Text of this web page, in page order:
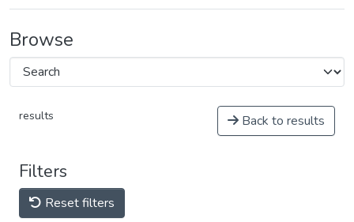
Browse
results Back to results
Filters
Reset filters